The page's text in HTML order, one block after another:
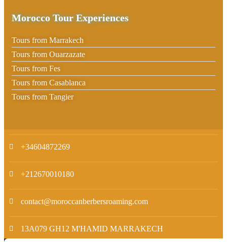
Morocco Tour Experiences
Tours from Marrakech
Tours from Ouarzazate
Tours from Fes
Tours from Casablanca
Tours from Tangier
+34604872269
+212670010180
contact@moroccanberbersroaming.com
13A079 GH12 M'HAMID MARRAKECH